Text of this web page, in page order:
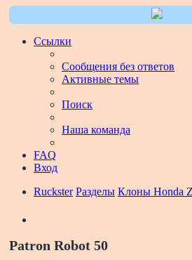
Ссылки
Сообщения без ответов
Активные темы
Поиск
Наша команда
FAQ
Вход
Ruckster Разделы Клоны Honda
Patron Robot 50